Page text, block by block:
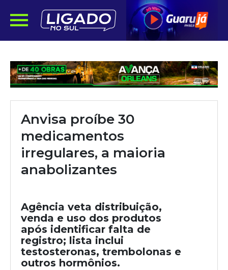
Anvisa proíbe 30
medicamentos
irregulares, a maioria
anabolizantes
Agência veta distribuição,
venda e uso dos produtos
após identificar falta de
registro; lista inclui
testosteronas, trembolonas e
outros hormônios.